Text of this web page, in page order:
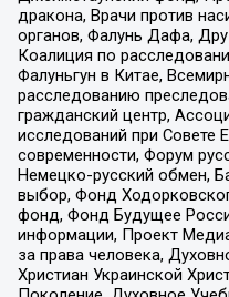
дракона, Врачи против
органов, Фалунь Дафа,
Коалиция по
Фалуньгун в Китае,
расследованию
гражданский центр,
исследований при Совете
современности, Форум
Немецко-русский обмен,
выбор, Фонд
фонд, Фонд Будущее
информации, Проект
за права человека,
Христиан Украинской